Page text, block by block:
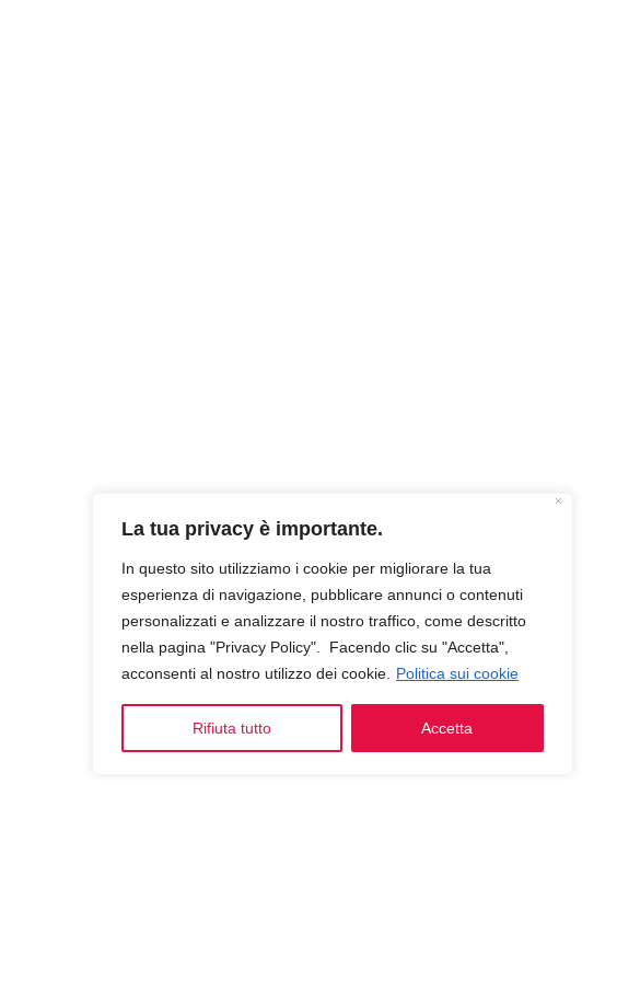
La tua privacy è importante.
In questo sito utilizziamo i cookie per migliorare la tua
esperienza di navigazione, pubblicare annunci o contenuti
personalizzati e analizzare il nostro traffico, come descritto
nella pagina "Privacy Policy". Facendo clic su "Accetta",
acconsenti al nostro utilizzo dei cookie.
Politica sui cookie
Rifiuta tutto Accetta